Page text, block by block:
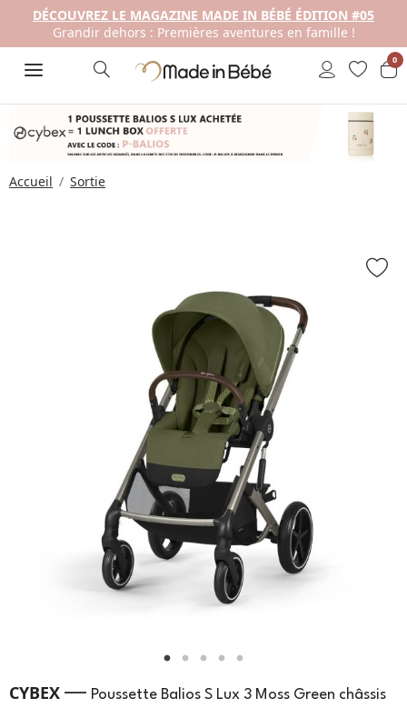
DÉCOUVREZ LE MAGAZINE MADE IN BÉBÉ ÉDITION #05
Grandir dehors : Premières aventures en famille !
0
Accueil Sortie
CYBEX — Poussette Balios S Lux 3 Moss Green châssis